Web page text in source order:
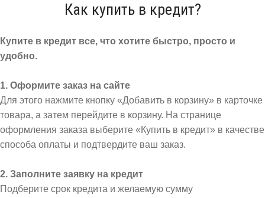
Как купить в кредит?
Купите в кредит все, что хотите быстро, просто и
удобно.
1. Оформите заказ на сайте
Для этого нажмите кнопку «Добавить в корзину» в карточке
товара, а затем перейдите в корзину. На странице
оформления заказа выберите «Купить в кредит» в качестве
способа оплаты и подтвердите ваш заказ.
2. Заполните заявку на кредит
Подберите срок кредита и желаемую сумму